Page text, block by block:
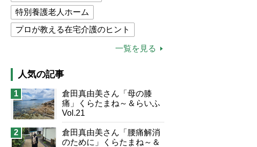
特別養護老人ホーム
プロが教える在宅介護のヒント
介護食
猫が母になつきません
息子の遠距離介護サバイバル術
兄がボケました
予防法
一覧を見る
人気の記事
1
倉田真由美さん「母の膝
痛」くらたまね～＆らいふ
Vol.21
2
倉田真由美さん「腰痛解消
のために」くらたまね～＆